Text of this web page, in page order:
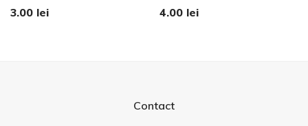
3.00 lei
4.00 lei
Contact